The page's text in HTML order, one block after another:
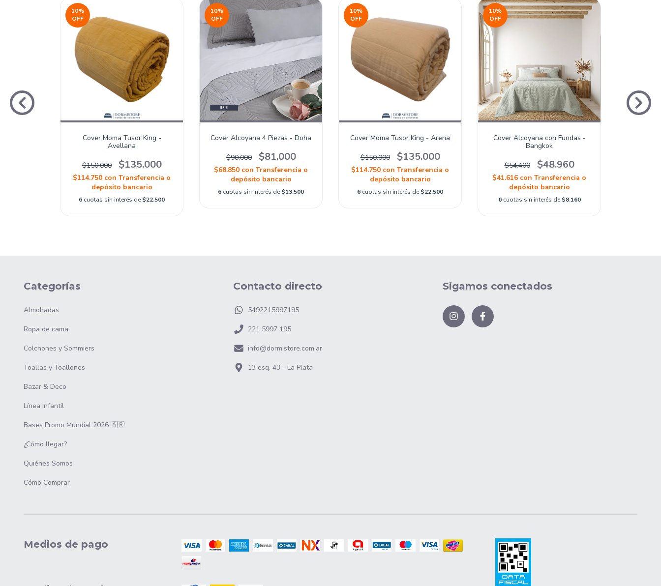
10%
OFF
Cover Moma Tusor King -
Avellana
$150.000 $135.000
$114.750 con Transferencia o
depósito bancario
6 cuotas sin interés de $22.500
10%
OFF
Cover Alcoyana 4 Piezas - Doha
$90.000 $81.000
$68.850 con Transferencia o
depósito bancario
6 cuotas sin interés de $13.500
10%
OFF
Cover Moma Tusor King - Arena
$150.000 $135.000
$114.750 con Transferencia o
depósito bancario
6 cuotas sin interés de $22.500
10%
OFF
Cover Alcoyana con Fundas -
Bangkok
$54.400 $48.960
$41.616 con Transferencia o
depósito bancario
6 cuotas sin interés de $8.160
Categorías
Almohadas
Ropa de cama
Colchones y Sommiers
Toallas y Toallones
Bazar & Deco
Línea Infantil
Bases Promo Mundial 2026 🇦🇷
¿Cómo llegar?
Quiénes Somos
Cómo Comprar
Contacto directo
5492215997195
221 5997 195
info@dormistore.com.ar
13 esq. 43 - La Plata
Sigamos conectados
Medios de pago